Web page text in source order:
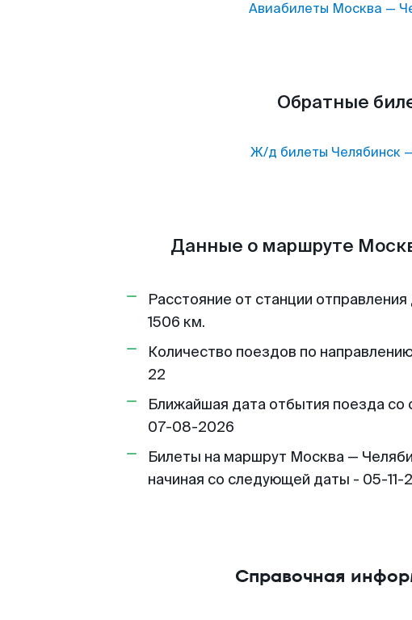
Авиабилеты Москва —
Обратные
Ж/д билеты Челябинск
Данные о маршруте
Расстояние от станции
1506 км.
Количество поездов по
22
Ближайшая дата отбытия поезда со
07-08-2026
Билеты на маршрут Москва —
начиная со следующей даты - 05-11-
Справочная